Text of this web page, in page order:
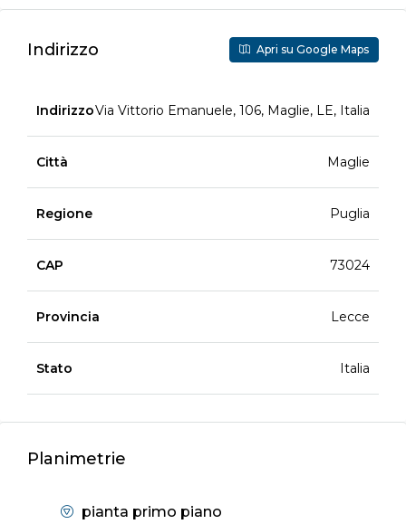
Indirizzo Apri su Google Maps
IndirizzoVia Vittorio Emanuele, 106, Maglie, LE, Italia
Città Maglie
Regione Puglia
CAP 73024
Provincia Lecce
Stato Italia
Planimetrie
pianta primo piano